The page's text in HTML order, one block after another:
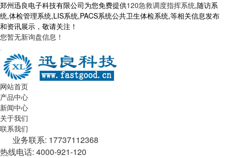
郑州迅良电子科技有限公司为您免费提供120急救调度指挥系统,随访系
统,体检管理系统,LIS系统,PACS系统公共卫生体检系统,等相关信息发布
和资讯展示，敬请关注！
您暂无新询盘信息！
网站首页
产品中心
新闻中心
关于我们
联系我们
业务联系: 17737112368
热线电话: 4000-921-120